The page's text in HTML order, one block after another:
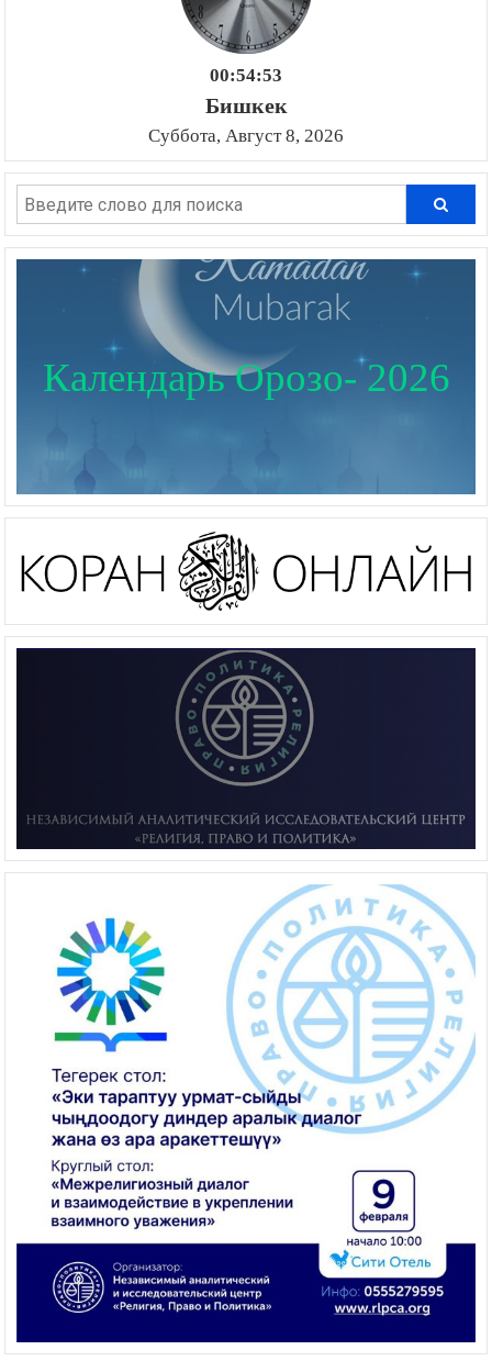
00:54:54
Бишкек
Суббота, Август 8, 2026
Календарь Орозо- 2026